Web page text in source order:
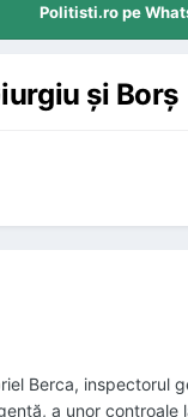
Politisti.ro pe
şi Borş
Berca,
a unor